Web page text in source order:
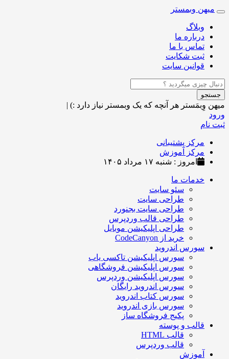
Toggle
navigation
میهن وبمستر
وبلاگ
درباره ما
تماس با ما
ثبت شکایت
قوانین سایت
جستجو
میهن وِبمَستر هر آنچه که یک وبمستر نیاز دارد :) |
ورود
ثبت نام
مرکز پشتیبانی
مرکز آموزش
امروز : شنبه ۱۷ مرداد ۱۴۰۵
خدمات ما
سئو سایت
طراحی سایت
طراحی سایت بجنورد
طراحی قالب وردپرس
طراحی اپلیکیشن موبایل
خرید از CodeCanyon
سورس اندروید
سورس اپلیکیشن تاکسی یاب
سورس اپلیکیشن فروشگاهی
سورس اپلیکیشن وردپرس
سورس اندروید رایگان
سورس کتاب اندروید
سورس بازی اندروید
پکیج فروشگاه ساز
قالب و پوسته
قالب HTML
قالب وردپرس
آموزش